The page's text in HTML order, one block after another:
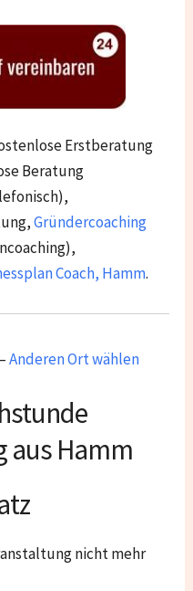
Erstberatung
Beratung
Gründercoaching
Coach, Hamm.
Anderen Ort wählen
aus Hamm
nicht mehr